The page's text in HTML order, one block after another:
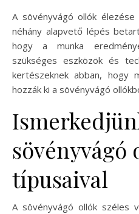
A sövényvágó ollók
néhány alapvető lépés
hogy a munka
szükséges eszközök és
kertészeknek abban, hogy
hozzák ki a sövényvágó
sövényvágó
típusaival
A sövényvágó ollók széles